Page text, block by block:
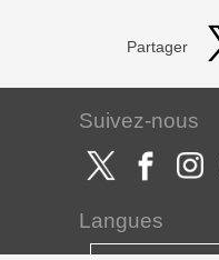
Partager
Suivez-nous
Langues